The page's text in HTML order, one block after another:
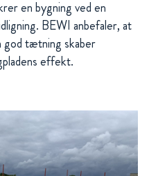
en bygning ved en
BEWI anbefaler, at
god tætning skaber
effekt.